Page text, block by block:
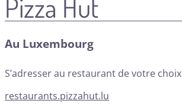
Pizza Hut
Au Luxembourg
S’adresser au restaurant de votre choix
restaurants.pizzahut.lu